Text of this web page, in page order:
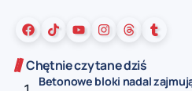
Chętnie czytane dziś
Betonowe bloki nadal